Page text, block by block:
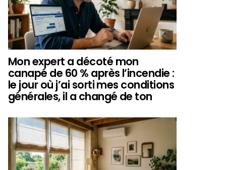
Mon expert a décoté mon
canapé de 60 % après l’incendie :
le jour où j’ai sorti mes conditions
générales, il a changé de ton